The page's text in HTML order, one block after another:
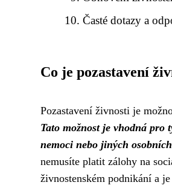
Časté dotazy a
Co je pozastavení
Pozastavení živnosti je
Tato možnost je vhodná
nemoci nebo jiných
nemusíte platit zálohy na
živnostenském podnikání a